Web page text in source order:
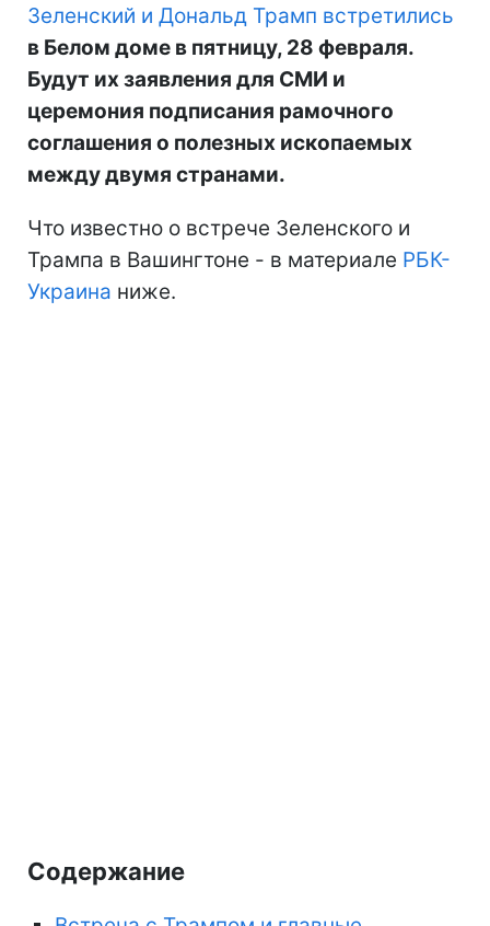
Зеленский и Дональд Трамп встретились
в Белом доме в пятницу, 28 февраля.
Будут их заявления для СМИ и
церемония подписания рамочного
соглашения о полезных ископаемых
между двумя странами.
Что известно о встрече Зеленского и
Трампа в Вашингтоне - в материале РБК-
Украина ниже.
Содержание